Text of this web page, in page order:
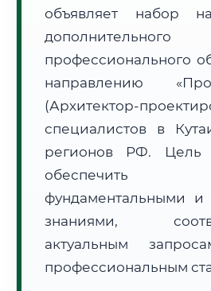
📍 Региональная справка
Субъект:
Тел. код:
Почтовые индексы:
Часовой пояс:
🗺️ Зона обслуживания: г. Кутаиси
объявляет набор
дополнительного
профессионального
направлению
(Архитектор-
специалистов в
регионов РФ.
обеспечить
фундаментальными и
знаниями,
актуальным
профессиональным